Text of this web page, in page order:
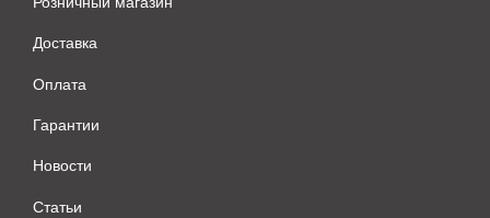
Доставка
Оплата
Гарантии
Новости
Статьи